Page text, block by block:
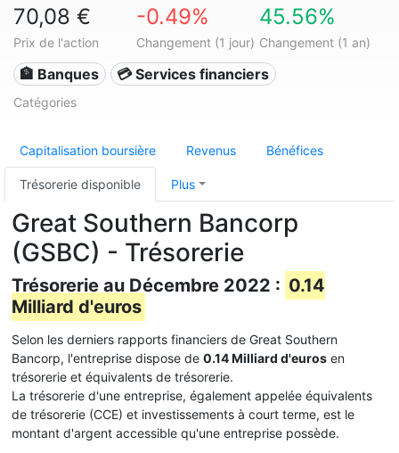
70,08 €
Prix de l'action
-0.49%
Changement (1 jour)
45.56%
Changement (1 an)
🏦 Banques 💳 Services financiers
Catégories
Capitalisation boursière Revenus Bénéfices
Trésorerie disponible Plus
Great Southern Bancorp
(GSBC) - Trésorerie
Trésorerie au Décembre 2022 : 0.14
Milliard d'euros
Selon les derniers rapports financiers de Great Southern
Bancorp, l'entreprise dispose de 0.14 Milliard d'euros en
trésorerie et équivalents de trésorerie.
La trésorerie d'une entreprise, également appelée équivalents
de trésorerie (CCE) et investissements à court terme, est le
montant d'argent accessible qu'une entreprise possède.